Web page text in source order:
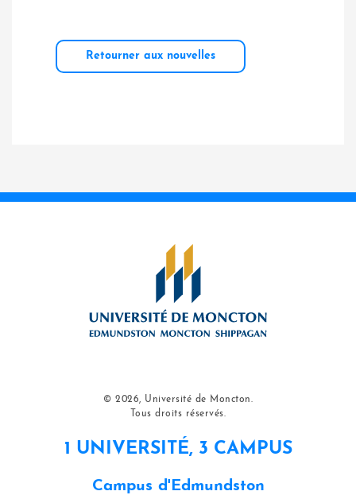
Retourner aux nouvelles
© 2026, Université de Moncton.
Tous droits réservés.
1 UNIVERSITÉ, 3 CAMPUS
Campus d'Edmundston